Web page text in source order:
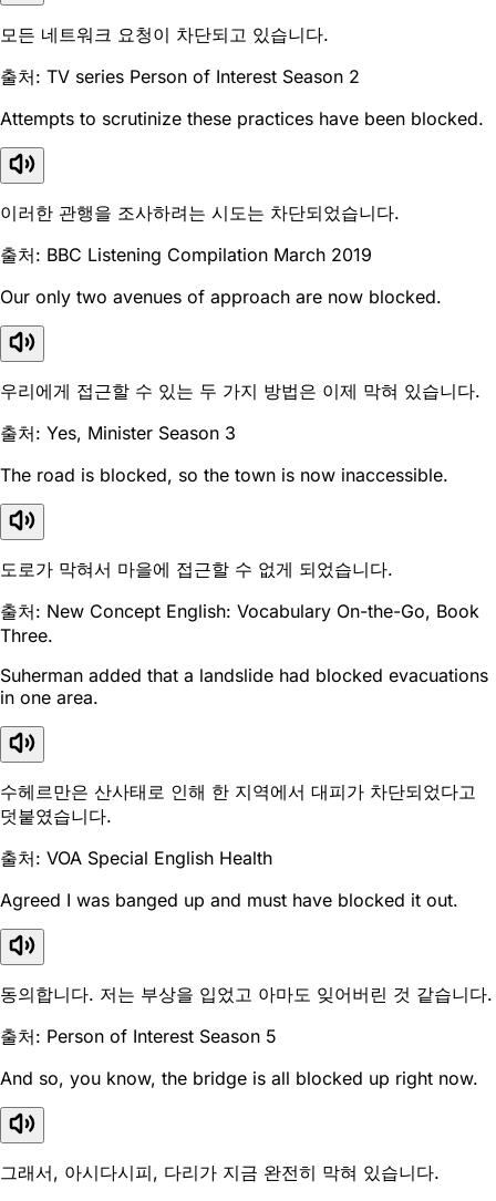
모든 네트워크 요청이 차단되고 있습니다.
출처: TV series Person of Interest Season 2
Attempts to scrutinize these practices have been blocked.
이러한 관행을 조사하려는 시도는 차단되었습니다.
출처: BBC Listening Compilation March 2019
Our only two avenues of approach are now blocked.
우리에게 접근할 수 있는 두 가지 방법은 이제 막혀 있습니다.
출처: Yes, Minister Season 3
The road is blocked, so the town is now inaccessible.
도로가 막혀서 마을에 접근할 수 없게 되었습니다.
출처: New Concept English: Vocabulary On-the-Go, Book
Three.
Suherman added that a landslide had blocked evacuations
in one area.
수헤르만은 산사태로 인해 한 지역에서 대피가 차단되었다고
덧붙였습니다.
출처: VOA Special English Health
Agreed I was banged up and must have blocked it out.
동의합니다. 저는 부상을 입었고 아마도 잊어버린 것 같습니다.
출처: Person of Interest Season 5
And so, you know, the bridge is all blocked up right now.
그래서, 아시다시피, 다리가 지금 완전히 막혀 있습니다.